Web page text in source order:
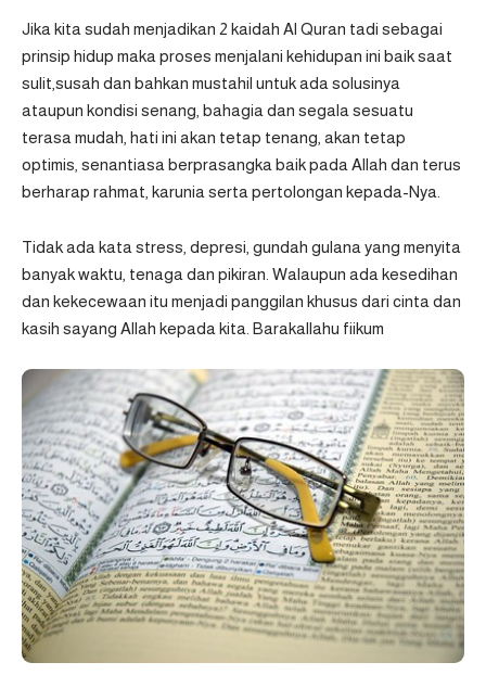
Jika kita sudah menjadikan 2 kaidah Al Quran tadi sebagai
prinsip hidup maka proses menjalani kehidupan ini baik saat
sulit,susah dan bahkan mustahil untuk ada solusinya
ataupun kondisi senang, bahagia dan segala sesuatu
terasa mudah, hati ini akan tetap tenang, akan tetap
optimis, senantiasa berprasangka baik pada Allah dan terus
berharap rahmat, karunia serta pertolongan kepada-Nya.
Tidak ada kata stress, depresi, gundah gulana yang menyita
banyak waktu, tenaga dan pikiran. Walaupun ada kesedihan
dan kekecewaan itu menjadi panggilan khusus dari cinta dan
kasih sayang Allah kepada kita. Barakallahu fiikum